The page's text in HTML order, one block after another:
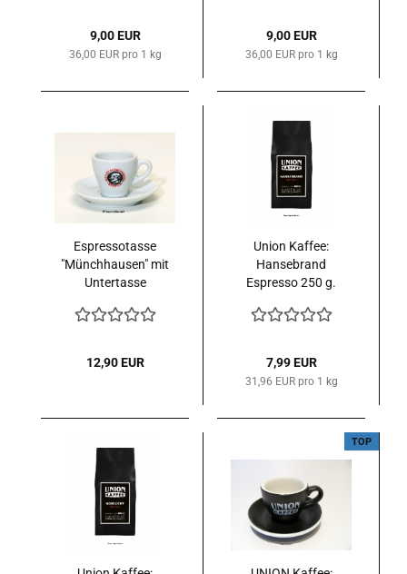
9,00 EUR
36,00 EUR pro 1 kg
9,00 EUR
36,00 EUR pro 1 kg
Espressotasse
"Münchhausen" mit
Untertasse
12,90 EUR
Union Kaffee:
Hansebrand
Espresso 250 g.
7,99 EUR
31,96 EUR pro 1 kg
TOP